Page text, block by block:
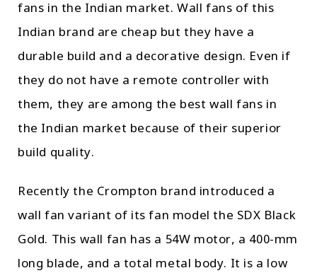
fans in the Indian market. Wall fans of this
Indian brand are cheap but they have a
durable build and a decorative design. Even if
they do not have a remote controller with
them, they are among the best wall fans in
the Indian market because of their superior
build quality.
Recently the Crompton brand introduced a
wall fan variant of its fan model the SDX Black
Gold. This wall fan has a 54W motor, a 400-mm
long blade, and a total metal body. It is a low